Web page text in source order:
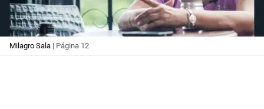
Milagro Sala | Página 12